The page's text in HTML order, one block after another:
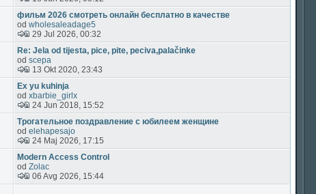
фильм 2026 смотреть онлайн бесплатно в качестве
od wholesaleadage5
29 Jul 2026, 00:32
Re: Jela od tijesta, pice, pite, peciva,palačinke
od scepa
13 Okt 2020, 23:43
Ex yu kuhinja
od xbarbie_girlx
24 Jun 2018, 15:52
Трогательное поздравление с юбилеем женщине
od elehapesajo
24 Maj 2026, 17:15
Modern Access Control
od Zolac
06 Avg 2026, 15:44